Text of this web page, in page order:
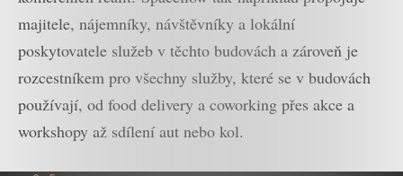
majitele, nájemníky, návštěvníky a lokální
poskytovatele služeb v těchto budovách a zároveň je
rozcestníkem pro všechny služby, které se v budovách
používají, od food delivery a coworking přes akce a
workshopy až sdílení aut nebo kol.